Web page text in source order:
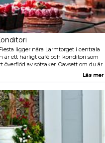
ligger nära Larmtorget i centrala
är ett härligt café och konditori som
överflöd av sötsaker. Oavsett om du är
kakor, bakverk eller andra konfekt,
också smörgåsar, pajer och sallader.
Läs mer